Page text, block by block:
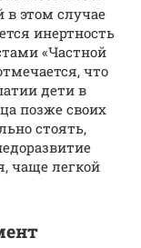
этом случае
инертность
«Частной
что
дети в
позже своих
стоять,
чаще легкой